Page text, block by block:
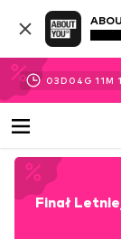
03D 04 G 11M
Finał